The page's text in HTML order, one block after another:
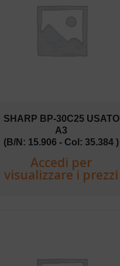
SHARP BP-30C25 USATO
A3
(B/N: 15.906 - Col: 35.384 )
Accedi per
visualizzare i prezzi